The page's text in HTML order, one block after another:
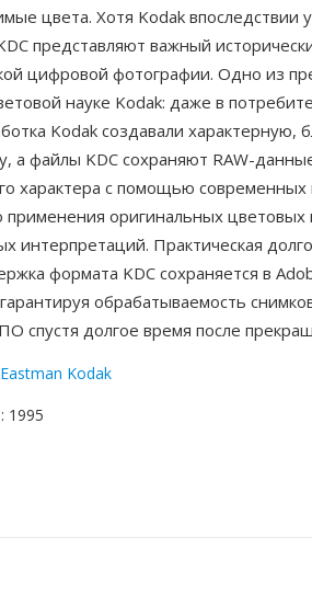
цвета. Хотя Kodak впоследствии
представляют важный
цифровой фотографии. Одно из
науке Kodak: даже в
Kodak создавали характерную,
а файлы KDC сохраняют RAW-
характера с помощью современных
оригинальных цветовых
интерпретаций. Практическая
формата KDC сохраняется в
обрабатываемость
спустя долгое время после
Eastman Kodak
: 1995